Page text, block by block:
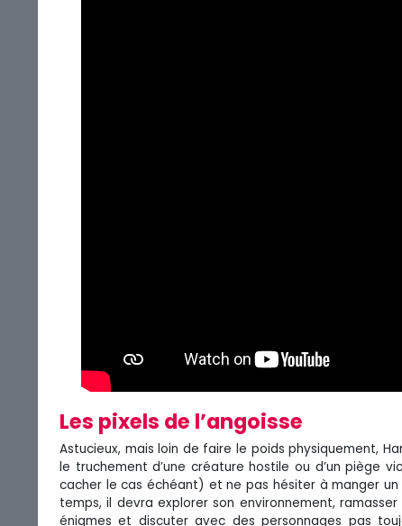
Les pixels de l’angoisse
Astucieux, mais loin de faire le poids physiquement,
le truchement d’une créature hostile ou d’un piège
cacher le cas échéant) et ne pas hésiter à manger
temps, il devra explorer son environnement,
énigmes et discuter avec des personnages pas